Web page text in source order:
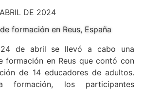
DE 2024
formación en Reus, España
de abril se llevó a cabo una
formación en Reus que contó con
de 14 educadores de adultos.
formación, los participantes